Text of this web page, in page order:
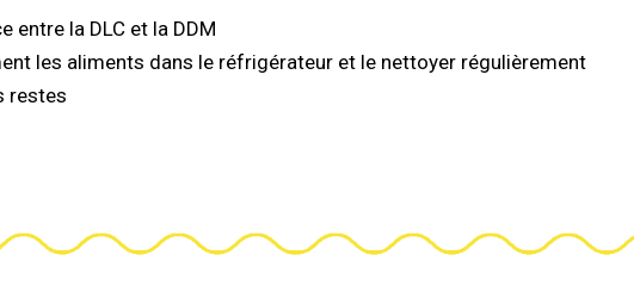
entre la DLC et la DDM
les aliments dans le réfrigérateur et le nettoyer régulièrement
restes